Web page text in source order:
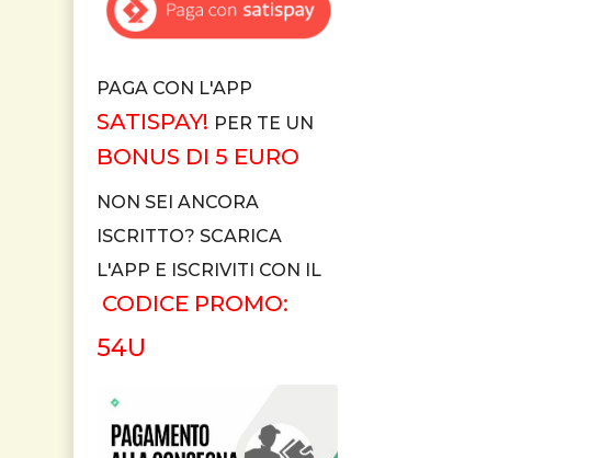
PAGA CON L'APP
SATISPAY! PER TE UN
BONUS DI 5 EURO
NON SEI ANCORA
ISCRITTO? SCARICA
L'APP E ISCRIVITI CON IL
CODICE PROMO:
54U